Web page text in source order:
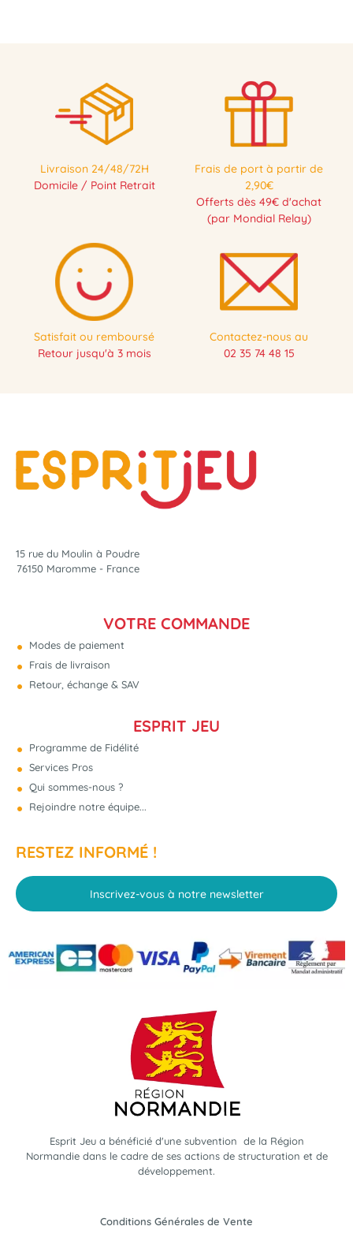
Livraison 24/48/72H
Domicile / Point Retrait
Frais de port à partir de
2,90€
Offerts dès 49€ d'achat
(par Mondial Relay)
Satisfait ou remboursé
Retour jusqu'à 3 mois
Contactez-nous au
02 35 74 48 15
15 rue du Moulin à Poudre
76150 Maromme - France
VOTRE COMMANDE
Modes de paiement
Frais de livraison
Retour, échange & SAV
ESPRIT JEU
Programme de Fidélité
Services Pros
Qui sommes-nous ?
Rejoindre notre équipe...
RESTEZ INFORMÉ !
Inscrivez-vous à notre newsletter
Esprit Jeu a bénéficié d'une subvention de la Région
Normandie dans le cadre de ses actions de structuration et de
développement.
Conditions Générales de Vente